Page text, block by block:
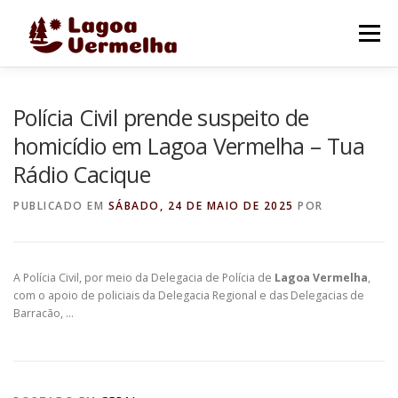
Menu
FALE CONOSCO
Polícia Civil prende suspeito de
homicídio em Lagoa Vermelha – Tua
Rádio Cacique
PUBLICADO EM SÁBADO, 24 DE MAIO DE 2025 POR
A Polícia Civil, por meio da Delegacia de Polícia de Lagoa Vermelha,
com o apoio de policiais da Delegacia Regional e das Delegacias de
Barracão, …